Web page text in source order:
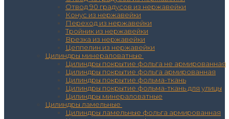
Отвод 90 градусов из нержавейки
Конус из нержавейки
Переход из нержавейки
Тройник из нержавейки
Врезка из нержавейки
Цеппелин из нержавейки
Цилиндры минераловатные
Цилиндры покрытие фольга не армированная
Цилиндры покрытие фольга армированная
Цилиндры покрытие фольма-ткань
Цилиндры покрытие фольма-ткань для улицы
Цилиндры минераловатные
Цилиндры ламельные
Цилиндры ламельные фольга армированная